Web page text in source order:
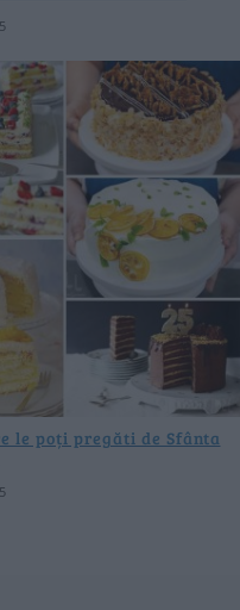
le poți pregăti de Sfânta